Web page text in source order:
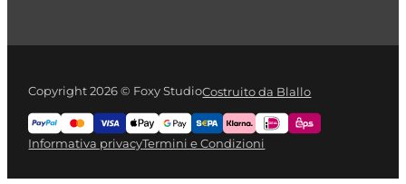
Copyright 2026 © Foxy StudioCostruito da Blallo
Informativa privacyTermini e Condizioni